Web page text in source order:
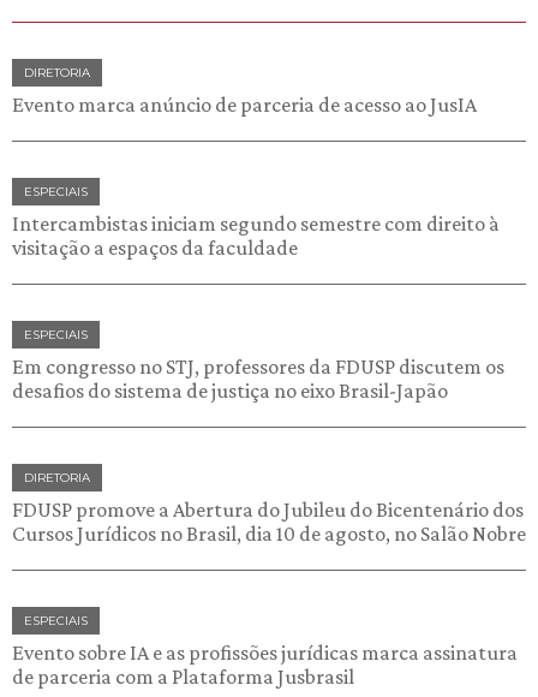
DIRETORIA
Evento marca anúncio de parceria de acesso ao JusIA
ESPECIAIS
Intercambistas iniciam segundo semestre com direito à
visitação a espaços da faculdade
ESPECIAIS
Em congresso no STJ, professores da FDUSP discutem os
desafios do sistema de justiça no eixo Brasil-Japão
DIRETORIA
FDUSP promove a Abertura do Jubileu do Bicentenário dos
Cursos Jurídicos no Brasil, dia 10 de agosto, no Salão Nobre
ESPECIAIS
Evento sobre IA e as profissões jurídicas marca assinatura
de parceria com a Plataforma Jusbrasil